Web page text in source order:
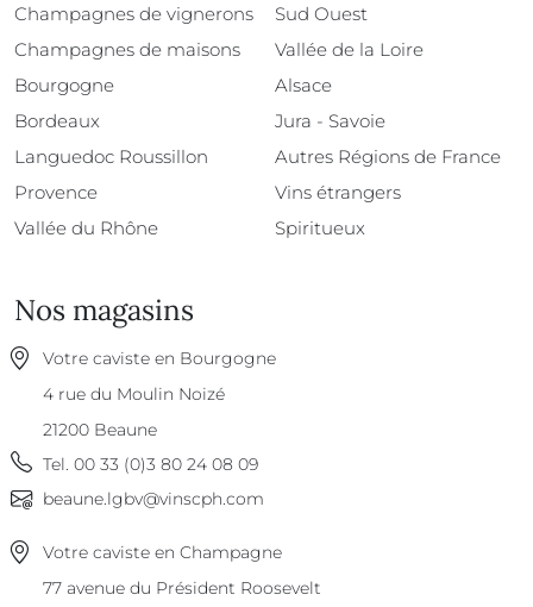
Champagnes de vignerons
Champagnes de maisons
Bourgogne
Bordeaux
Languedoc Roussillon
Provence
Vallée du Rhône
Sud Ouest
Vallée de la Loire
Alsace
Jura - Savoie
Autres Régions de France
Vins étrangers
Spiritueux
Nos magasins
Votre caviste en Bourgogne
4 rue du Moulin Noizé
21200 Beaune
Tel. 00 33 (0)3 80 24 08 09
beaune.lgbv@vinscph.com
Votre caviste en Champagne
77 avenue du Président Roosevelt